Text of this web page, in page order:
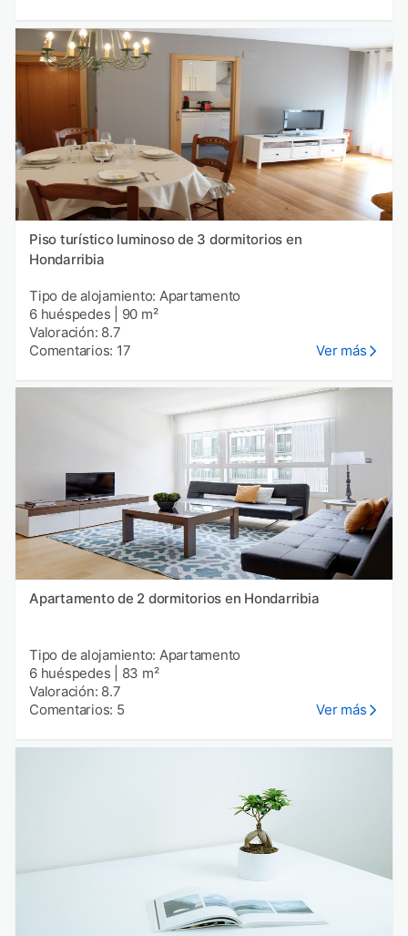
Piso turístico luminoso de 3 dormitorios en
Hondarribia
Tipo de alojamiento: Apartamento
6 huéspedes
90 m²
Valoración: 8.7
Comentarios: 17
Ver más
Apartamento de 2 dormitorios en Hondarribia
Tipo de alojamiento: Apartamento
6 huéspedes
83 m²
Valoración: 8.7
Comentarios: 5
Ver más